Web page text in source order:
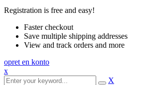
Registration is free and easy!
Faster checkout
Save multiple shipping addresses
View and track orders and more
opret en konto
x
X